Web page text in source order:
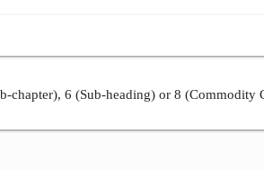
chapter), 6 (Sub-heading) or 8 (Commodity